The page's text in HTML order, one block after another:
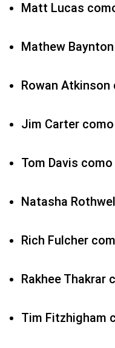
Matt Lucas
Mathew
Rowan
Jim Carter
Tom Davis
Natasha
Rich Fulcher
Rakhee Thakrar
Tim Fitzhigham